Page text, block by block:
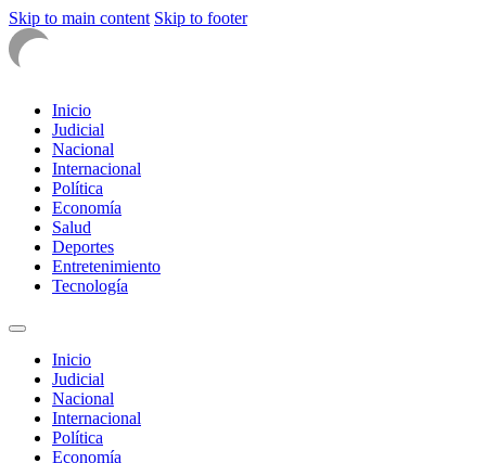
Skip to main content Skip to footer
Inicio
Judicial
Nacional
Internacional
Política
Economía
Salud
Deportes
Entretenimiento
Tecnología
Inicio
Judicial
Nacional
Internacional
Política
Economía